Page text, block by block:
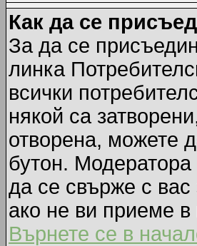
Как да се
За да се
линка
всички
някой са
отворена, можете
бутон.
да се свърже с
ако не ви приеме в
Върнете се в